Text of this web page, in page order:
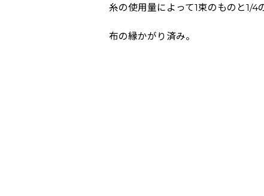
糸の使用量によって1束のものと1/4
布の縁かがり済み。